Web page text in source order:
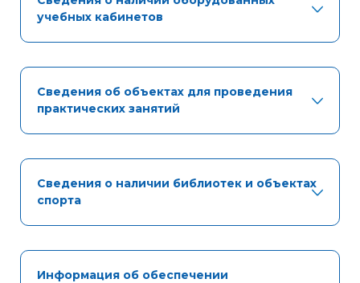
учебных кабинетов
Сведения об объектах для проведения
практических занятий
Сведения о наличии библиотек и объектах
спорта
Информация об обеспечении